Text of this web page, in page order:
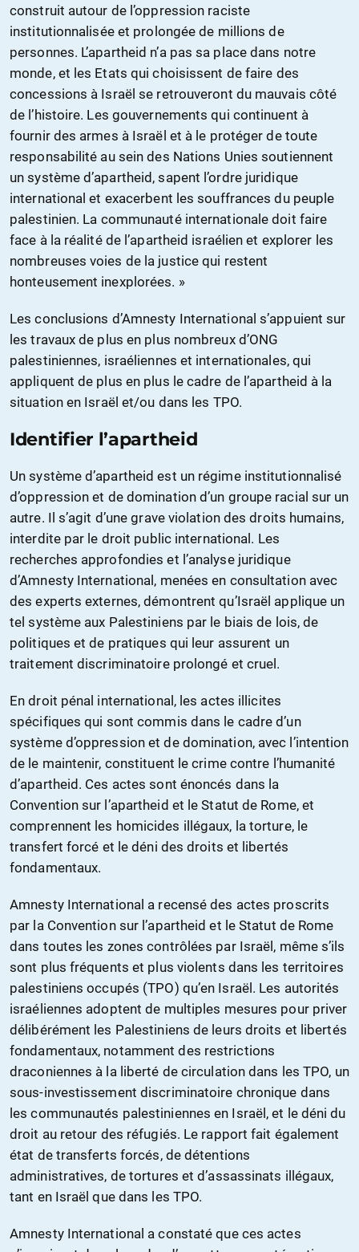
construit autour de l’oppression raciste
institutionnalisée et prolongée de millions de
personnes. L’apartheid n’a pas sa place dans notre
monde, et les Etats qui choisissent de faire des
concessions à Israël se retrouveront du mauvais côté
de l’histoire. Les gouvernements qui continuent à
fournir des armes à Israël et à le protéger de toute
responsabilité au sein des Nations Unies soutiennent
un système d’apartheid, sapent l’ordre juridique
international et exacerbent les souffrances du peuple
palestinien. La communauté internationale doit faire
face à la réalité de l’apartheid israélien et explorer les
nombreuses voies de la justice qui restent
honteusement inexplorées. »
Les conclusions d’Amnesty International s’appuient sur
les travaux de plus en plus nombreux d’ONG
palestiniennes, israéliennes et internationales, qui
appliquent de plus en plus le cadre de l’apartheid à la
situation en Israël et/ou dans les TPO.
Identifier l’apartheid
Un système d’apartheid est un régime institutionnalisé
d’oppression et de domination d’un groupe racial sur un
autre. Il s’agit d’une grave violation des droits humains,
interdite par le droit public international. Les
recherches approfondies et l’analyse juridique
d’Amnesty International, menées en consultation avec
des experts externes, démontrent qu’Israël applique un
tel système aux Palestiniens par le biais de lois, de
politiques et de pratiques qui leur assurent un
traitement discriminatoire prolongé et cruel.
En droit pénal international, les actes illicites
spécifiques qui sont commis dans le cadre d’un
système d’oppression et de domination, avec l’intention
de le maintenir, constituent le crime contre l’humanité
d’apartheid. Ces actes sont énoncés dans la
Convention sur l’apartheid et le Statut de Rome, et
comprennent les homicides illégaux, la torture, le
transfert forcé et le déni des droits et libertés
fondamentaux.
Amnesty International a recensé des actes proscrits
par la Convention sur l’apartheid et le Statut de Rome
dans toutes les zones contrôlées par Israël, même s’ils
sont plus fréquents et plus violents dans les territoires
palestiniens occupés (TPO) qu’en Israël. Les autorités
israéliennes adoptent de multiples mesures pour priver
délibérément les Palestiniens de leurs droits et libertés
fondamentaux, notamment des restrictions
draconiennes à la liberté de circulation dans les TPO, un
sous-investissement discriminatoire chronique dans
les communautés palestiniennes en Israël, et le déni du
droit au retour des réfugiés. Le rapport fait également
état de transferts forcés, de détentions
administratives, de tortures et d’assassinats illégaux,
tant en Israël que dans les TPO.
Amnesty International a constaté que ces actes